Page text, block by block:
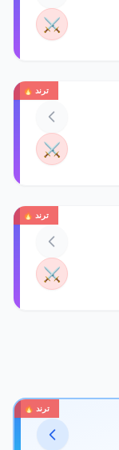
⚔️
ترند 🔥
⚔️
ترند 🔥
⚔️
ترند 🔥